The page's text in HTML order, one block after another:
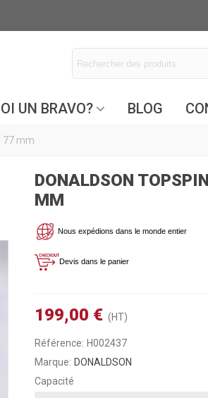
UN BRAVO? BLOG
77 mm
DONALDSON
MM
Nous expédions dans le monde entier
Devis dans le panier
199,00 € (HT)
Référence: H002437
Marque: DONALDSON
Capacité